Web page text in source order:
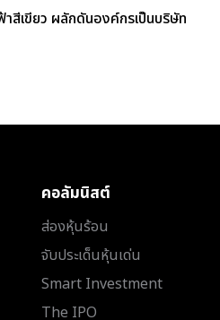
สีเขียว ผลักดันองค์กรเป็นบริษัท
คอลัมนิสต์
ส่องหุ้นร้อน
จับประเด็นหุ้นเด่น
Smart Investment
The IPO